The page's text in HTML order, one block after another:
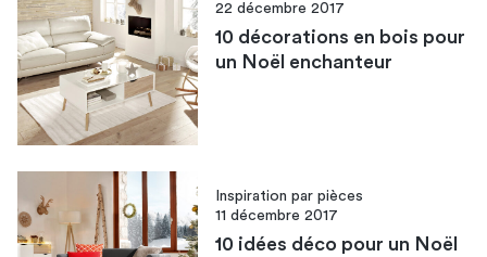
22 décembre 2017
10 décorations en bois pour
un Noël enchanteur
Inspiration par pièces
11 décembre 2017
10 idées déco pour un Noël